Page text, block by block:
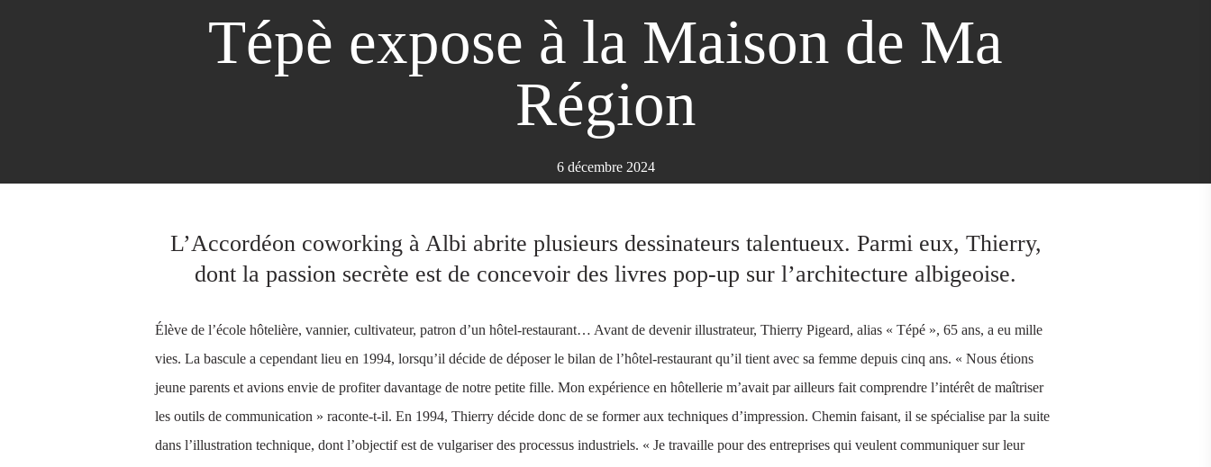
Tépè expose à la Maison de Ma
Région
6 décembre 2024
L’Accordéon coworking à Albi abrite plusieurs dessinateurs talentueux. Parmi eux, Thierry,
dont la passion secrète est de concevoir des livres pop-up sur l’architecture albigeoise.
Élève de l’école hôtelière, vannier, cultivateur, patron d’un hôtel-restaurant… Avant de devenir illustrateur, Thierry Pigeard, alias « Tépé », 65 ans, a eu mille
vies. La bascule a cependant lieu en 1994, lorsqu’il décide de déposer le bilan de l’hôtel-restaurant qu’il tient avec sa femme depuis cinq ans. « Nous étions
jeune parents et avions envie de profiter davantage de notre petite fille. Mon expérience en hôtellerie m’avait par ailleurs fait comprendre l’intérêt de maîtriser
les outils de communication » raconte-t-il. En 1994, Thierry décide donc de se former aux techniques d’impression. Chemin faisant, il se spécialise par la suite
dans l’illustration technique, dont l’objectif est de vulgariser des processus industriels. « Je travaille pour des entreprises qui veulent communiquer sur leur